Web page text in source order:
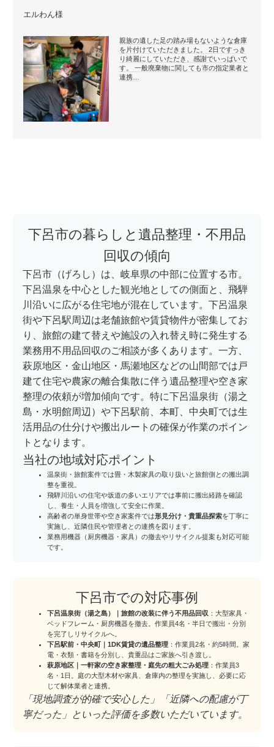
エルわん様
親族の遺した足の踏み場もないような倉庫
を片付けていただきました。 2日ですっき
り綺麗にしていただき、感謝でいっぱいで
す。 一般廃棄物に関しても市の指定業者と
連携…
下呂市の暮らしと遺品整理・不用品
回収の傾向
下呂市（げろし）は、岐阜県の中部に位置する市。
下呂温泉を中心とした観光地としての側面と、飛騨
川沿いに広がる住宅地が混在しています。下呂温泉
街や下呂駅周辺は老舗旅館や賃貸物件が密集してお
り、旅館の建て替えや施設の入れ替え時に発生する
業務用不用品回収のご相談が多くあります。一方、
萩原地区・金山地区・馬瀬地区などの山間部では戸
建て住宅や農家の離合集散に伴う遺品整理や空き家
整理の依頼が増加傾向です。特に下呂温泉街（湯之
島・水明館周辺）や下呂駅前、本町、中央町では生
活用品の仕分けや搬出ルートの確保が作業のポイン
トとなります。
当社の地域対応ポイント
温泉街・旅館案件では畳・木製家具の取り扱いと旅館側との搬出調
整を重視。
飛騨川沿いの住宅や坂道の多いエリアでは事前に搬出経路を確認
し、養生・人員を増強して安全に作業。
高齢者の単身世帯や空き家案件では形見分け・貴重品探索を丁寧に
実施し、近隣住民や管理者との連携を図ります。
業務用機器（厨房機器・家具）の撤去やリサイクル提案も対応可能
です。
下呂市での対応事例
下呂温泉街（湯之島）｜旅館の改装に伴う不用品回収 ：大型家具・
ベッドフレーム・厨房機器を撤去。作業員4名・半日で搬出・分別
を完了しリサイクルへ。
下呂駅前・中央町｜1DK賃貸の遺品整理 ：作業員2名・約5時間。家
電・衣類・書籍を分別し、貴重品はご家族へ引き渡し。
萩原地区｜一軒家の空き家整理・庭先の粗大ごみ処理 ：作業員3
名・1日。庭の大型木材や家具、倉庫内の整理を実施し、必要に応
じて解体業者と連携。
「現地調査が的確で安心した」「近隣への配慮が丁
寧だった」といった評価を多数いただいています。